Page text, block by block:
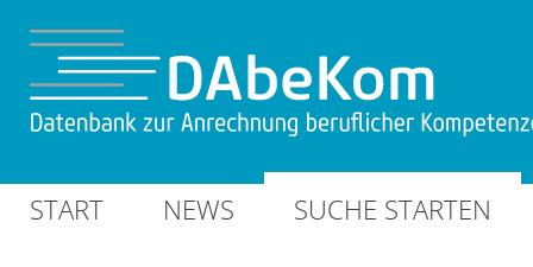
START NEWS SUCHE STARTEN